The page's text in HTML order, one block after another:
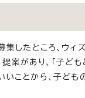
したところ、ウィ
があり、「子ども
いことから、子ども